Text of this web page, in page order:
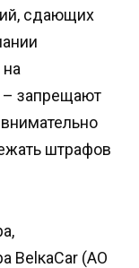
сдающих
– запрещают
штрафов
BelкaCar (АО